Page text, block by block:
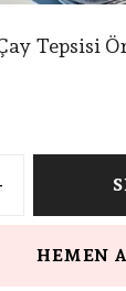
Tepsisi
HEMEN